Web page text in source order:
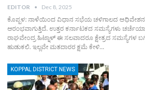
EDITOR Dec 8, 2025
ಕೊಪ್ಪಳ: ನಾಳೆಯಿಂದ ವಿಧಾನ ಸಭೆಯ ಚಳಿಗಾಲದ
ಆರಂಭವಾಗುತ್ತಿದೆ. ಉತ್ತರ ಕರ್ನಾಟಕದ ಸಮಸ್ಯೆಗಳು
ರಾಘವೇಂದ್ರ ಹಿಟ್ನಾಳ್ ಈ ಸಲವಾದರೂ ಕ್ಷೇತ್ರದ ಸಮಸ್ಯೆಗಳ
ಹುಡುಕಲಿ. ಇಲ್ಲವೇ ಮತದಾರರ ಕ್ಷಮೆ ಕೇಳಿ…
KOPPAL DISTRICT NEWS